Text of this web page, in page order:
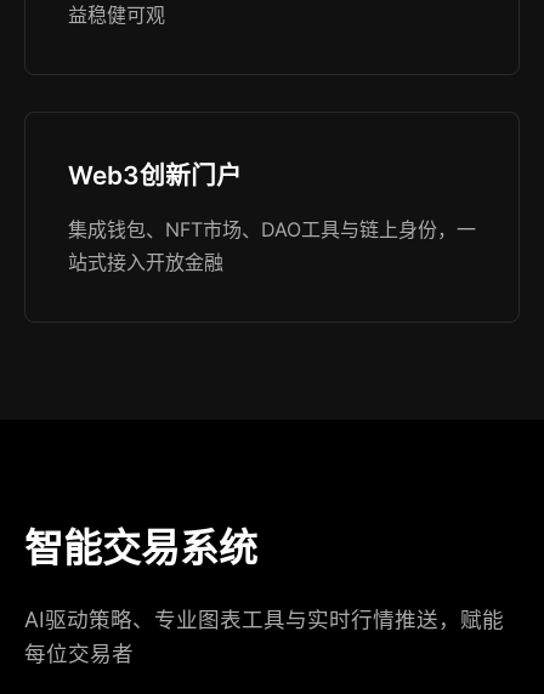
益稳健可观
Web3创新门户
集成钱包、NFT市场、DAO工具与链上身份，一
站式接入开放金融
智能交易系统
AI驱动策略、专业图表工具与实时行情推送，赋能
每位交易者